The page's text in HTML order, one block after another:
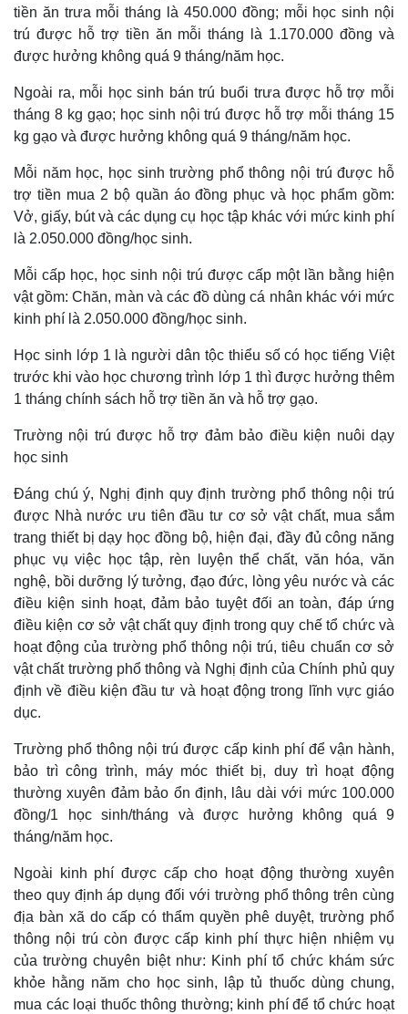
Quan sát
Cuộc sống đó đây
Hồ sơ
Video
Ảnh
E-Magazine
tiền ăn trưa mỗi tháng là 450.000 đồng; mỗi học sinh nội
trú được hỗ trợ tiền ăn mỗi tháng là 1.170.000 đồng và
được hưởng không quá 9 tháng/năm học.
Ngoài ra, mỗi học sinh bán trú buổi trưa được hỗ trợ mỗi
tháng 8 kg gạo; học sinh nội trú được hỗ trợ mỗi tháng 15
kg gạo và được hưởng không quá 9 tháng/năm học.
Mỗi năm học, học sinh trường phổ thông nội trú được hỗ
trợ tiền mua 2 bộ quần áo đồng phục và học phẩm gồm:
Vở, giấy, bút và các dụng cụ học tập khác với mức kinh phí
là 2.050.000 đồng/học sinh.
Mỗi cấp học, học sinh nội trú được cấp một lần bằng hiện
vật gồm: Chăn, màn và các đồ dùng cá nhân khác với mức
kinh phí là 2.050.000 đồng/học sinh.
Học sinh lớp 1 là người dân tộc thiểu số có học tiếng Việt
trước khi vào học chương trình lớp 1 thì được hưởng thêm
1 tháng chính sách hỗ trợ tiền ăn và hỗ trợ gạo.
Trường nội trú được hỗ trợ đảm bảo điều kiện nuôi dạy
học sinh
Đáng chú ý, Nghị định quy định trường phổ thông nội trú
được Nhà nước ưu tiên đầu tư cơ sở vật chất, mua sắm
trang thiết bị dạy học đồng bộ, hiện đại, đầy đủ công năng
phục vụ việc học tập, rèn luyện thể chất, văn hóa, văn
nghệ, bồi dưỡng lý tưởng, đạo đức, lòng yêu nước và các
điều kiện sinh hoạt, đảm bảo tuyệt đối an toàn, đáp ứng
điều kiện cơ sở vật chất quy định trong quy chế tổ chức và
hoạt động của trường phổ thông nội trú, tiêu chuẩn cơ sở
vật chất trường phổ thông và Nghị định của Chính phủ quy
định về điều kiện đầu tư và hoạt động trong lĩnh vực giáo
dục.
Trường phổ thông nội trú được cấp kinh phí để vận hành,
bảo trì công trình, máy móc thiết bị, duy trì hoạt động
thường xuyên đảm bảo ổn định, lâu dài với mức 100.000
đồng/1 học sinh/tháng và được hưởng không quá 9
tháng/năm học.
Ngoài kinh phí được cấp cho hoạt động thường xuyên
theo quy định áp dụng đối với trường phổ thông trên cùng
địa bàn xã do cấp có thẩm quyền phê duyệt, trường phổ
thông nội trú còn được cấp kinh phí thực hiện nhiệm vụ
của trường chuyên biệt như: Kinh phí tổ chức khám sức
khỏe hằng năm cho học sinh, lập tủ thuốc dùng chung,
mua các loại thuốc thông thường; kinh phí để tổ chức hoạt